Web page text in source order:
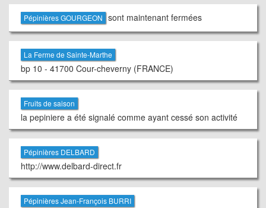
Pépinières GOURGEON sont maintenant fermées
La Ferme de Sainte-Marthe
bp 10 - 41700 Cour-cheverny (FRANCE)
Fruits de saison
la pepiniere a été signalé comme ayant cessé son activité
Pépinières DELBARD
http://www.delbard-direct.fr
Pépinières Jean-François BURRI